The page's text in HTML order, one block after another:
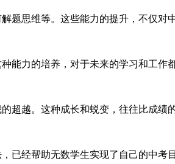
思维等。这些能力的提升，不仅对
力的培养，对于未来的学习和工作都
越。这种成长和蜕变，往往比成绩的
已经帮助无数学生实现了自己的中考